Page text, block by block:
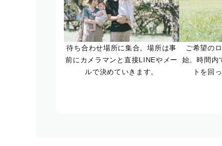
待ち合わせ場所に集合。場所は事
前にカメラマンと直接LINEやメー
ルで決めていきます。
ご希望の
始。時間内
トを回